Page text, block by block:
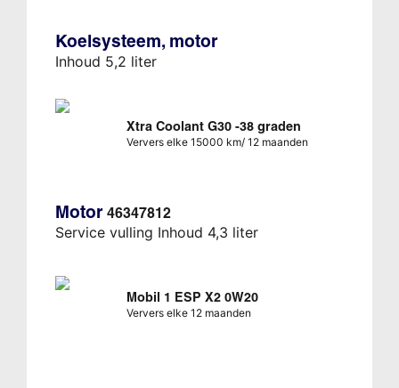
Koelsysteem, motor
Inhoud 5,2 liter
Xtra Coolant G30 -38 graden
Ververs elke 15000 km/ 12 maanden
Motor 46347812
Service vulling Inhoud 4,3 liter
Mobil 1 ESP X2 0W20
Ververs elke 12 maanden